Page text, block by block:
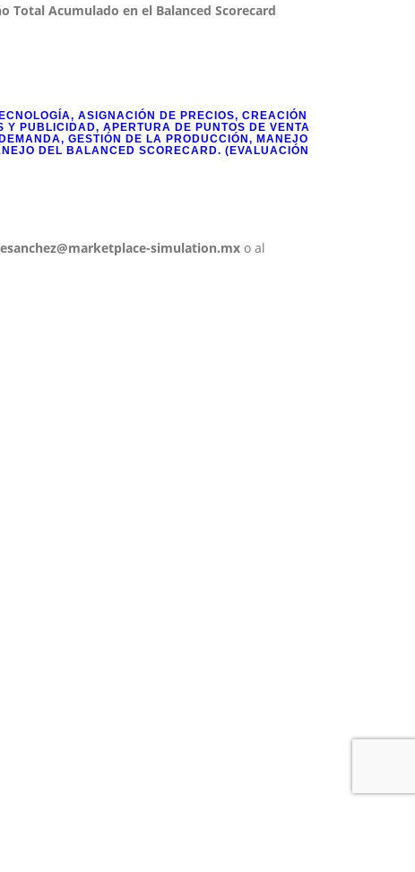
Total Acumulado en el Balanced Scorecard
ASIGNACIÓN DE PRECIOS, CREACIÓN
PUBLICIDAD, APERTURA DE PUNTOS DE VENTA
GESTIÓN DE LA PRODUCCIÓN, MANEJO
DEL BALANCED SCORECARD. (EVALUACIÓN
simulation.mx o al